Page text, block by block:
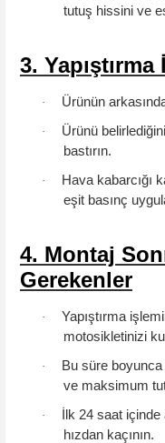
tutuş hissini ve
3. Yapıştırma
· Ürünün
· Ürünü
bastırın.
·
Hava kabarcığı
eşit basınç
4. Montaj
Gerekenler
· Yapıştırma
motosikletinizi
·
Bu süre
ve maksimum
·
İlk 24 saat
hızdan kaçının.